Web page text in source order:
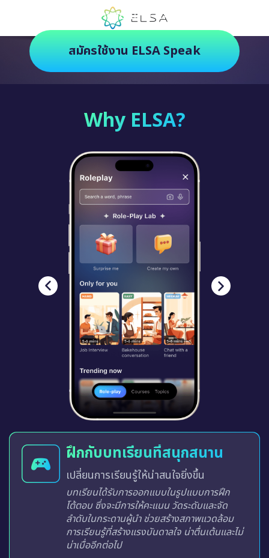
ตัวช่วยฝึกภาษายุคใหม่ ฝึกสนุกยิ่งกว่า
สมัครใช้งาน ELSA Speak
Why ELSA?
ฝึกกับบทเรียนที่สนุกสนาน
เปลี่ยนการเรียนรู้ให้น่าสนใจยิ่งขึ้น
บทเรียนได้รับการออกแบบในรูปแบบการฝึก
โต้ตอบ ซึ่งจะมีการให้คะแนน วัดระดับและจัด
ลำดับในกระดานผู้นำ ช่วยสร้างสภาพแวดล้อม
การเรียนรู้ที่สร้างแรงบันดาลใจ น่าตื่นเต้นและไม่
น่าเบื่ออีกต่อไป